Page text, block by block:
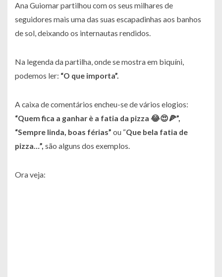
Ana Guiomar partilhou com os seus milhares de
seguidores mais uma das suas escapadinhas aos banhos
de sol, deixando os internautas rendidos.
Na legenda da partilha, onde se mostra em biquíni,
podemos ler: “O que importa”.
A caixa de comentários encheu-se de vários elogios:
“Quem fica a ganhar è a fatia da pizza 😂😍🍕”,
“Sempre linda, boas férias” ou “Que bela fatia de
pizza…”, são alguns dos exemplos.
Ora veja: